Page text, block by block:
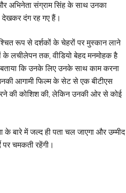
अभिनेता संग्राम सिंह के साथ उनका
देखकर दंग रह गए हैं।
रूप से दर्शकों के चेहरों पर मुस्कान लाने
लचीलेपन तक, वीडियो बेहद मनमोहक है
कि उनके लिए उनके साथ काम करना
आगामी फिल्म के सेट से एक बीटीएस
की कोशिश की, लेकिन उनकी ओर से कोई
के बारे में जल्द ही पता चल जाएगा और उम्मीद
पर चमकती रहेंगी।